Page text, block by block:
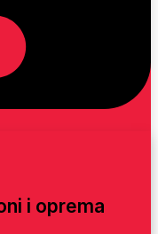
i oprema